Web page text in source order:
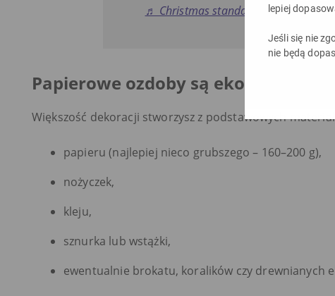
lepiej
Jeśli się nie
nie będą
♬ Christmas standard song –
Papierowe ozdoby są ekologiczne i
Większość dekoracji stworzysz z podstawowych
papieru (najlepiej nieco grubszego – 160–200 g),
nożyczek,
kleju,
sznurka lub wstążki,
ewentualnie brokatu, koralików czy drewnianych